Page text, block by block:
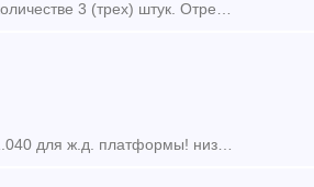
Предлагаем в долгосрочную аренду собственные фитинговые платформы в количестве 3 (трех) штук. Отремонтированы,продлены. В случае заинтересованности писать или звонить по телефону. Контактн
Борта поперечные 401.01.110 для ж.д. платформы, борта продольные 401.01.040 для ж.д. платформы! низкие цены! В наличии на складе! среднее и мелкое литье, упоры передний, задний с над пятником!